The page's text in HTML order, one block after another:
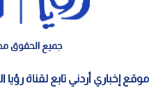
جميع الحقوق
موقع إخباري أردني تابع لقناة رؤيا